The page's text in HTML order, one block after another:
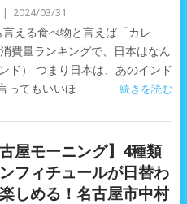
2024/03/31
える食べ物と言えば「カレ
費量ランキングで、日本はなん
ド） つまり日本は、あのインド
ってもいいほ
続きを読む
古屋モーニング】4種類
フィチュールが日替わ
しめる！名古屋市中村